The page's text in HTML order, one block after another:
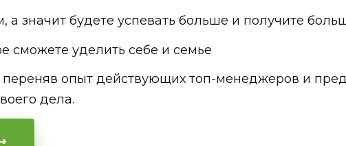
а значит будете успевать больше и получите
сможете уделить себе и семье
опыт действующих топ-менеджеров и
дела.